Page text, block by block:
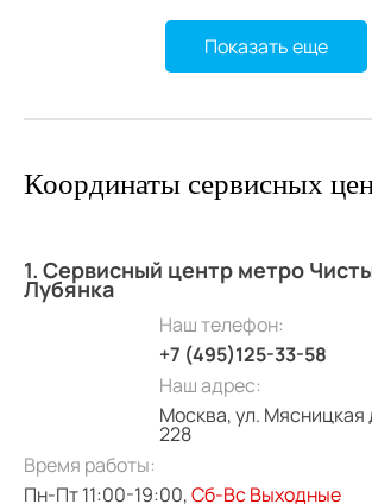
Показать еще
Координаты сервисных
1. Сервисный центр метро
Лубянка
Наш телефон:
+7 (495)125-33-58
Наш адрес:
Москва, ул. Мясницкая
228
Время работы:
Пн-Пт 11:00-19:00,Сб-Вс Выходные